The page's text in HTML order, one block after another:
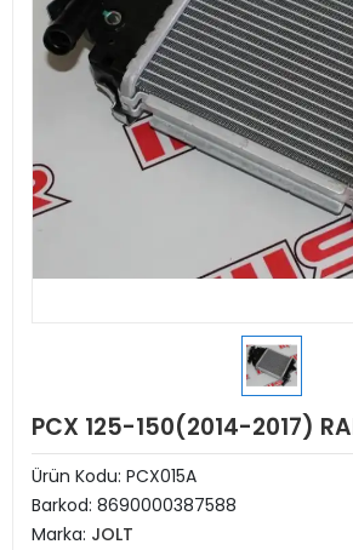
PCX 125-150(2014-2017)
Ürün Kodu: PCX015A
Barkod: 8690000387588
Marka: JOLT